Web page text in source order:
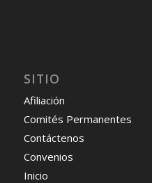
SITIO
Afiliación
Comités Permanentes
Contáctenos
Convenios
Inicio